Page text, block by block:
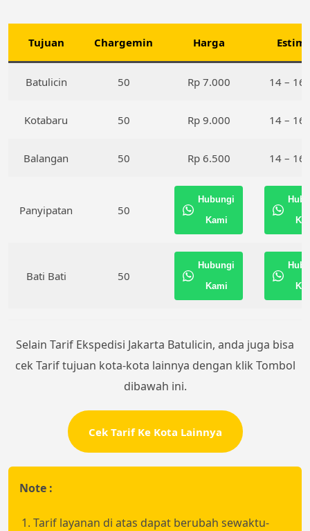
Tujuan Chargemin Harga
Batulicin 50 Rp 7.000 14 – 16
Kotabaru 50 Rp 9.000 14 – 16
Balangan 50 Rp 6.500 14 – 16
Panyipatan 50
Hubungi
Kami
Bati Bati 50
Hubungi
Kami
Selain Tarif Ekspedisi Jakarta Batulicin, anda juga bisa
cek Tarif tujuan kota-kota lainnya dengan klik Tombol
dibawah ini.
Cek Tarif Ke Kota Lainnya
Note :
Tarif layanan di atas dapat berubah sewaktu-